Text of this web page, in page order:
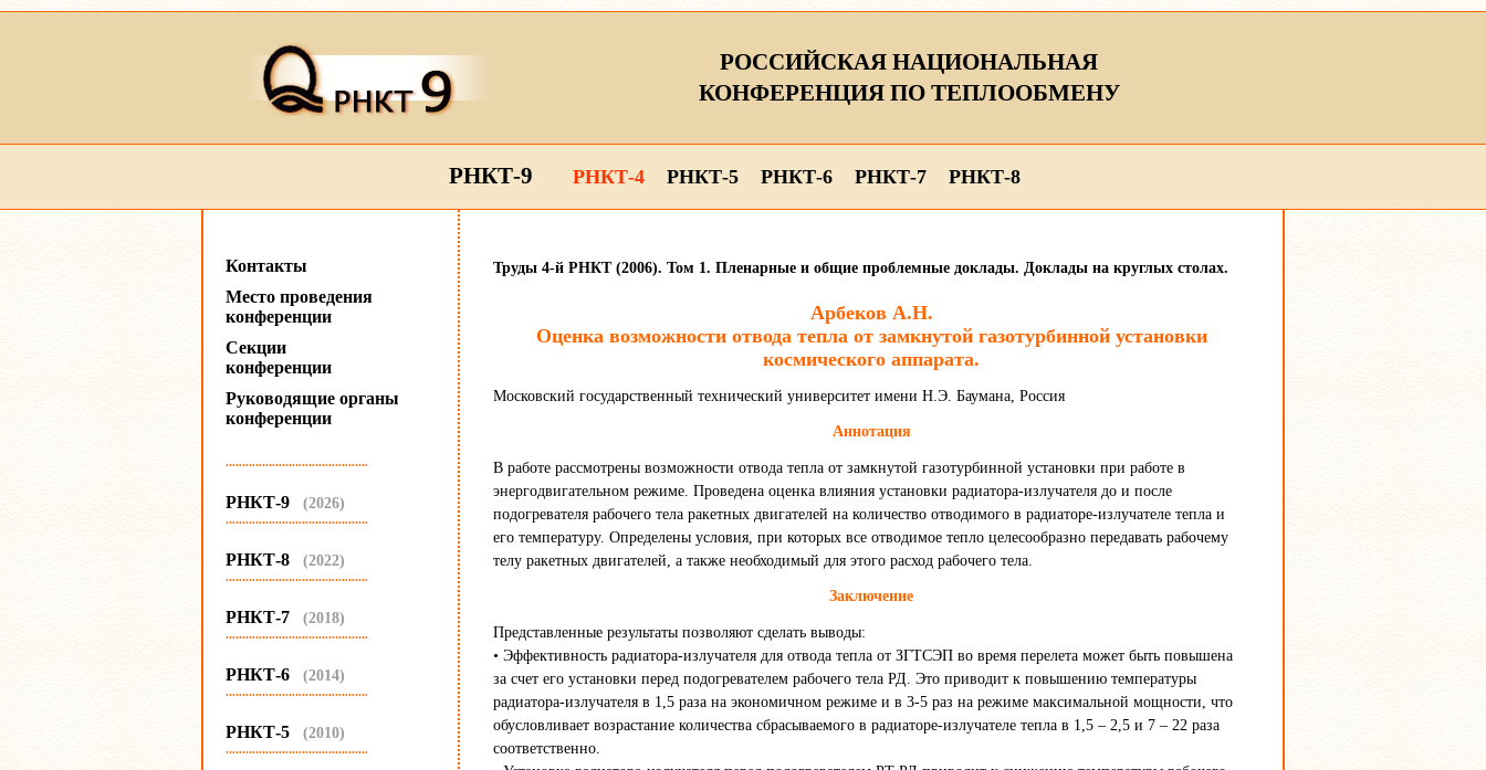
РОССИЙСКАЯ НАЦИОНАЛЬНАЯ
КОНФЕРЕНЦИЯ ПО ТЕПЛООБМЕНУ
РНКТ-9 РНКТ-4 РНКТ-5 РНКТ-6 РНКТ-7 РНКТ-8
Контакты
Место проведения
конференции
Секции
конференции
Руководящие органы
конференции
...........................................
РНКТ-9 (2026)
...........................................
РНКТ-8 (2022)
...........................................
РНКТ-7 (2018)
...........................................
РНКТ-6 (2014)
...........................................
РНКТ-5 (2010)
...........................................
Труды 4-й РНКТ (2006). Том 1. Пленарные и общие проблемные доклады. Доклады на круглых столах.
Арбеков А.Н.
Оценка возможности отвода тепла от замкнутой газотурбинной установки
космического аппарата.
Московский государственный технический университет имени Н.Э. Баумана, Россия
Аннотация
В работе рассмотрены возможности отвода тепла от замкнутой газотурбинной установки при работе в
энергодвигательном режиме. Проведена оценка влияния установки радиатора-излучателя до и после
подогревателя рабочего тела ракетных двигателей на количество отводимого в радиаторе-излучателе тепла и
его температуру. Определены условия, при которых все отводимое тепло целесообразно передавать рабочему
телу ракетных двигателей, а также необходимый для этого расход рабочего тела.
Заключение
Представленные результаты позволяют сделать выводы:
• Эффективность радиатора-излучателя для отвода тепла от ЗГТСЭП во время перелета может быть повышена
за счет его установки перед подогревателем рабочего тела РД. Это приводит к повышению температуры
радиатора-излучателя в 1,5 раза на экономичном режиме и в 3-5 раз на режиме максимальной мощности, что
обусловливает возрастание количества сбрасываемого в радиаторе-излучателе тепла в 1,5 – 2,5 и 7 – 22 раза
соответственно.